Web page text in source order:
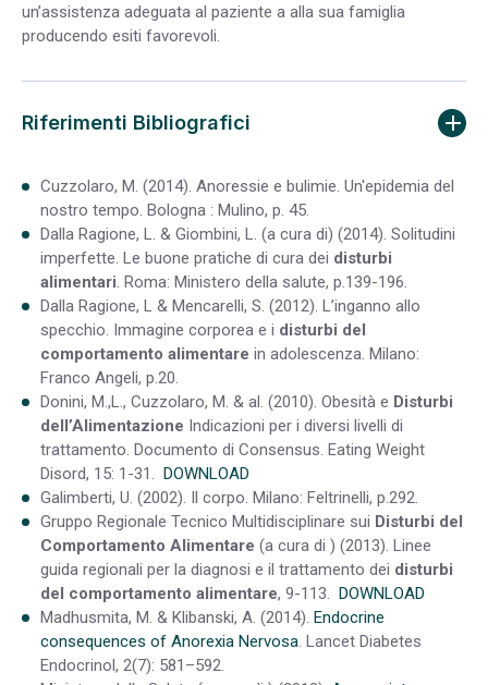
un’assistenza adeguata al paziente a alla sua famiglia
producendo esiti favorevoli.
Riferimenti Bibliografici
Cuzzolaro, M. (2014). Anoressie e bulimie. Un'epidemia del
nostro tempo. Bologna : Mulino, p. 45.
Dalla Ragione, L. & Giombini, L. (a cura di) (2014). Solitudini
imperfette. Le buone pratiche di cura dei disturbi
alimentari. Roma: Ministero della salute, p.139-196.
Dalla Ragione, L & Mencarelli, S. (2012). L’inganno allo
specchio. Immagine corporea e i disturbi del
comportamento alimentare in adolescenza. Milano:
Franco Angeli, p.20.
Donini, M.,L., Cuzzolaro, M. & al. (2010). Obesità e Disturbi
dell’Alimentazione Indicazioni per i diversi livelli di
trattamento. Documento di Consensus. Eating Weight
Disord, 15: 1-31. DOWNLOAD
Galimberti, U. (2002). Il corpo. Milano: Feltrinelli, p.292.
Gruppo Regionale Tecnico Multidisciplinare sui Disturbi del
Comportamento Alimentare (a cura di ) (2013). Linee
guida regionali per la diagnosi e il trattamento dei disturbi
del comportamento alimentare, 9-113. DOWNLOAD
Madhusmita, M. & Klibanski, A. (2014). Endocrine
consequences of Anorexia Nervosa. Lancet Diabetes
Endocrinol, 2(7): 581–592.